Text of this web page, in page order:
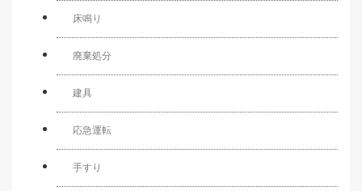
床鳴り
廃棄処分
建具
応急運転
手すり